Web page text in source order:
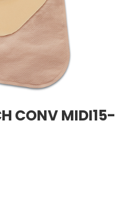
CONV MIDI15-